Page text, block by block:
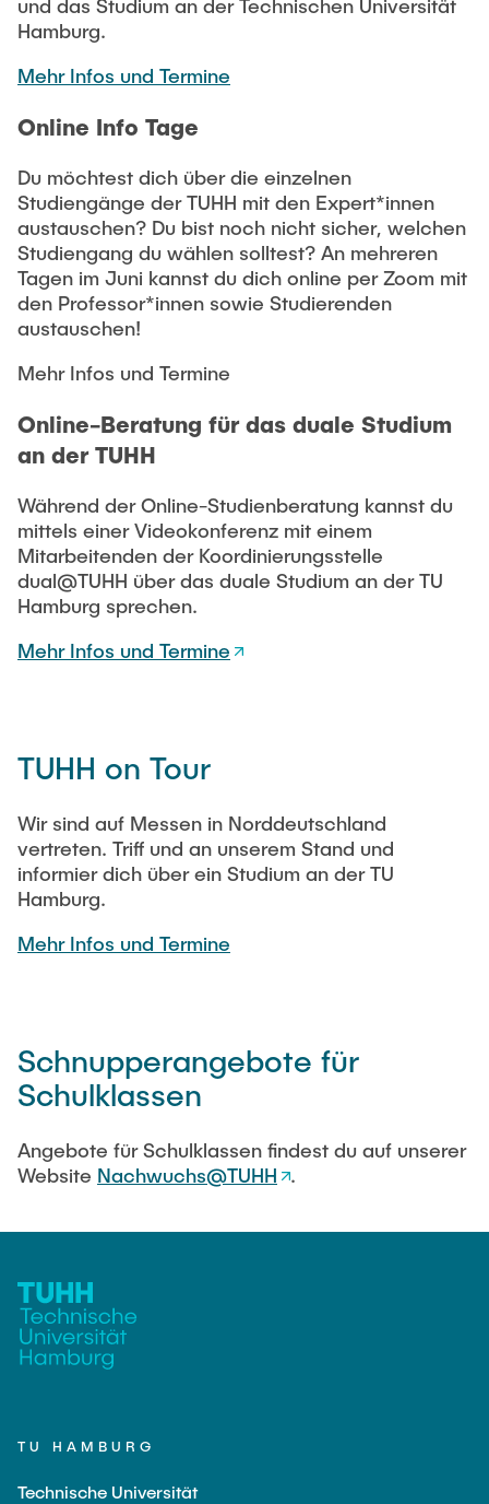
und das Studium an der Technischen Universität
Hamburg.
Mehr Infos und Termine
Online Info Tage
Du möchtest dich über die einzelnen
Studiengänge der TUHH mit den Expert*innen
austauschen? Du bist noch nicht sicher, welchen
Studiengang du wählen solltest? An mehreren
Tagen im Juni kannst du dich online per Zoom mit
den Professor*innen sowie Studierenden
austauschen!
Mehr Infos und Termine
Online-Beratung für das duale Studium
an der TUHH
Während der Online-Studienberatung kannst du
mittels einer Videokonferenz mit einem
Mitarbeitenden der Koordinierungsstelle
dual@TUHH über das duale Studium an der TU
Hamburg sprechen.
Mehr Infos und Termine
TUHH on Tour
Wir sind auf Messen in Norddeutschland
vertreten. Triff und an unserem Stand und
informier dich über ein Studium an der TU
Hamburg.
Mehr Infos und Termine
Schnupperangebote für
Schulklassen
Angebote für Schulklassen findest du auf unserer
Website Nachwuchs@TUHH .
TU HAMBURG
Technische Universität